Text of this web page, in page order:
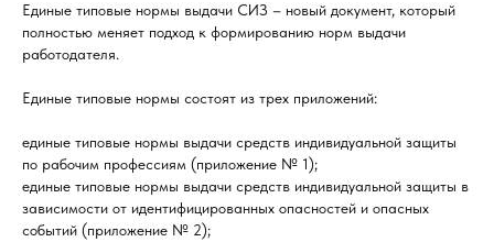
Единые типовые нормы выдачи СИЗ – новый документ, который
полностью меняет подход к формированию норм выдачи
работодателя.
Единые типовые нормы состоят из трех приложений:
единые типовые нормы выдачи средств индивидуальной защиты
по рабочим профессиям (приложение № 1);
единые типовые нормы выдачи средств индивидуальной защиты в
зависимости от идентифицированных опасностей и опасных
событий (приложение № 2);